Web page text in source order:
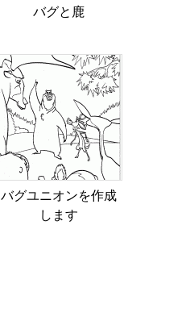
バグと鹿
バグユニオンを作成
します